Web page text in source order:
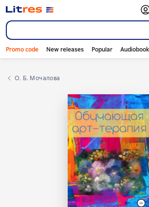
Promo code New releases Popular
О. Б. Мочалова